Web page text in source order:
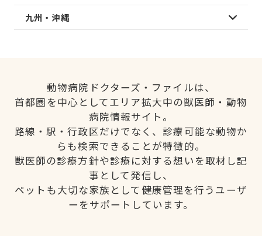
九州・沖縄
動物病院ドクターズ・ファイルは、
首都圏を中心としてエリア拡大中の獣医師・動物
病院情報サイト。
路線・駅・行政区だけでなく、診療可能な動物か
らも検索できることが特徴的。
獣医師の診療方針や診療に対する想いを取材し記
事として発信し、
ペットも大切な家族として健康管理を行うユーザ
ーをサポートしています。